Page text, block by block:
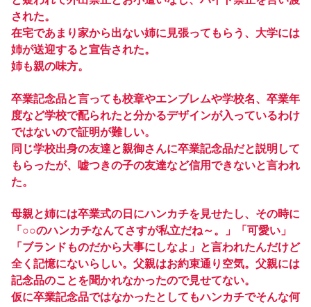
された。
在宅であまり家から出ない姉に見張ってもらう、大学には
姉が送迎すると宣告された。
姉も親の味方。
卒業記念品と言っても校章やエンブレムや学校名、卒業年
度など学校で配られたと分かるデザインが入っているわけ
ではないので証明が難しい。
同じ学校出身の友達と親御さんに卒業記念品だと説明して
もらったが、嘘つきの子の友達など信用できないと言われ
た。
母親と姉には卒業式の日にハンカチを見せたし、その時に
「○○のハンカチなんてさすが私立だね～。」「可愛い」
「ブランドものだから大事にしなよ」と言われたんだけど
全く記憶にないらしい。父親はお約束通り空気。父親には
記念品のことを聞かれなかったので見せてない。
仮に卒業記念品ではなかったとしてもハンカチでそんな何